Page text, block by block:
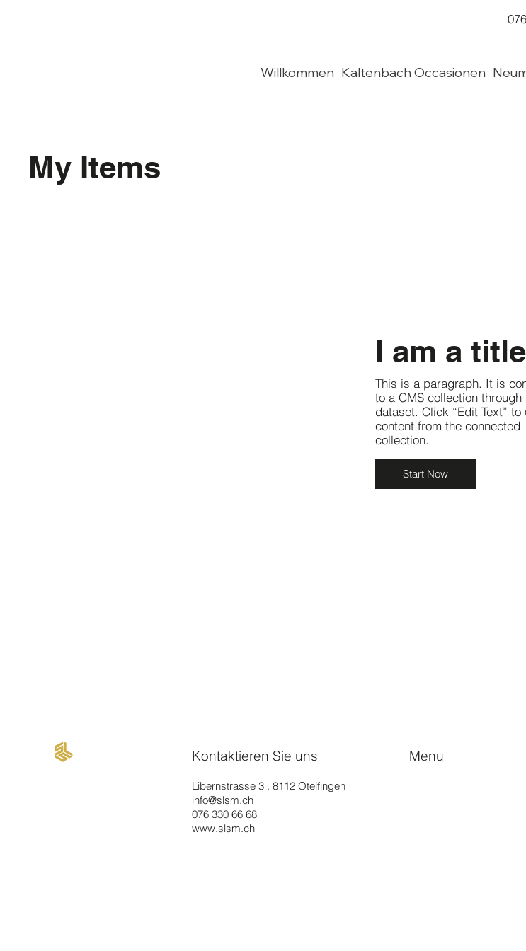
Willkommen Kaltenbach Occasionen
My Items
I am a
This is a paragraph. It is
to a CMS collection through
dataset. Click “Edit Text” to
content from the connected
collection.
Start Now
Libernstrasse 3 . 8112 Otelfingen
info@slsm.ch
076 330 66 68
www.slsm.ch
Kontaktieren Sie uns Menu